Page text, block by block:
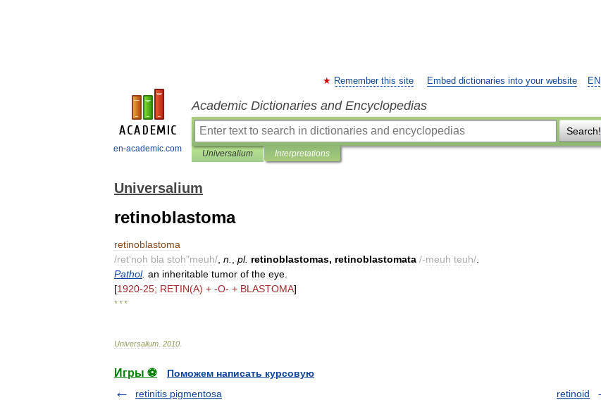
en-academic.com
EN
Remember this site Embed dictionaries into your website
Academic Dictionaries and Encyclopedias
Search!
Universalium Interpretations
Universalium
retinoblastoma
retinoblastoma
/ret'noh bla stoh"meuh/ n pl. retinoblastomas, retinoblastomata /-meuh teuh/
Pathol. an inheritable tumor of the eye
[1920-25; RETIN(A) + -O- + BLASTOMA]
* * *
Universalium 2010
Игры ⚽
Поможем написать курсовую
retinitis pigmentosa
retinoid